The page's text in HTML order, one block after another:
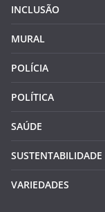
INCLUSÃO
MURAL
POLÍCIA
POLÍTICA
SAÚDE
SUSTENTABILIDADE
VARIEDADES